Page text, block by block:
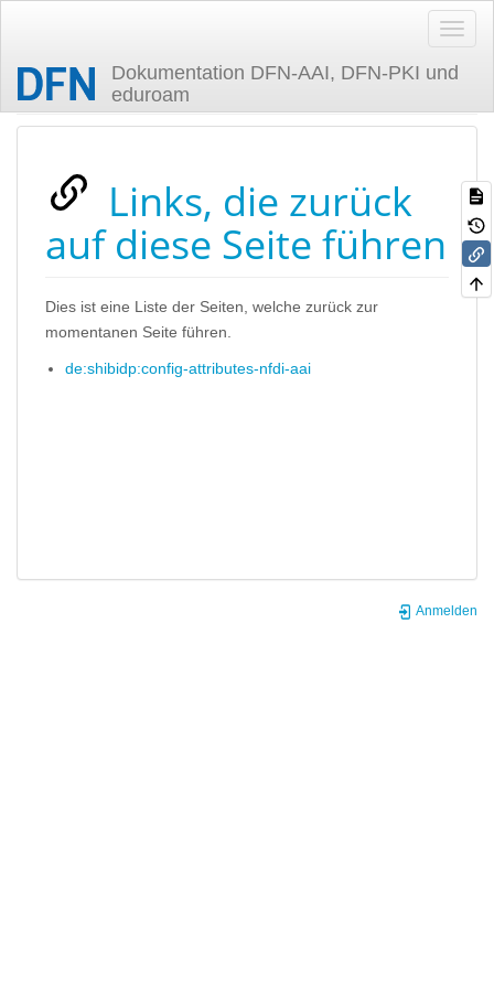
Dokumentation DFN-AAI, DFN-PKI und
eduroam
Zuletzt angesehen
Links, die zurück
auf diese Seite führen
Dies ist eine Liste der Seiten, welche zurück zur
momentanen Seite führen.
de:shibidp:config-attributes-nfdi-aai
Anmelden